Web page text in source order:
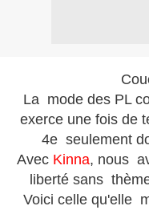
La mode des PL
exerce une fois de
4e seulement
Avec Kinna, nous
liberté sans
Voici celle qu'elle